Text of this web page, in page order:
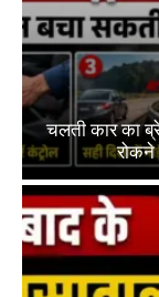
चलती कार का
रोकने